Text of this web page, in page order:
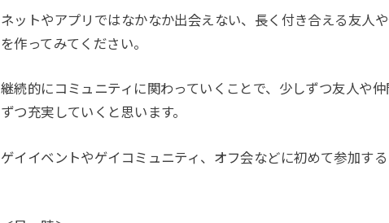
ネットやアプリではなかなか出会えない、長く付き合える友人
を作ってみてください。
継続的にコミュニティに関わっていくことで、少しずつ友人や
ずつ充実していくと思います。
ゲイイベントやゲイコミュニティ、オフ会などに初めて参加す